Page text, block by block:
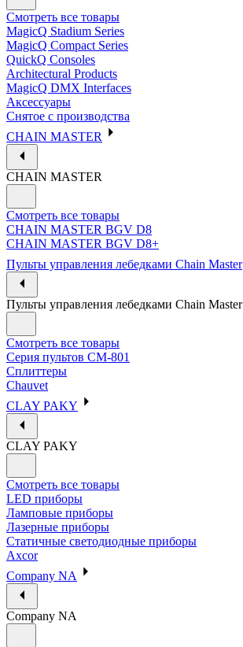
Смотреть все товары
MagicQ Stadium Series
MagicQ Compact Series
QuickQ Consoles
Architectural Products
MagicQ DMX Interfaces
Аксессуары
Снятое с производства
CHAIN MASTER
CHAIN MASTER
Смотреть все товары
CHAIN MASTER BGV D8
CHAIN MASTER BGV D8+
Пульты управления лебедками Chain Master
Пульты управления лебедками Chain Master
Смотреть все товары
Серия пультов CM-801
Сплиттеры
Chauvet
CLAY PAKY
CLAY PAKY
Смотреть все товары
LED приборы
Ламповые приборы
Лазерные приборы
Статичные светодиодные приборы
Axcor
Company NA
Company NA